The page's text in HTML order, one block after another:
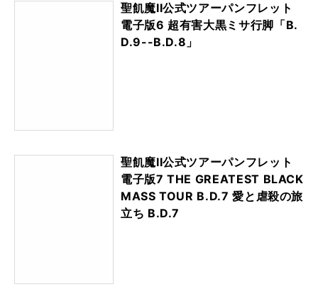
聖飢魔II公式ツアーパンフレット
電子版6 超有害大黒ミサ行脚「B.
D.9--B.D.8」
聖飢魔II公式ツアーパンフレット
電子版7 THE GREATEST BLACK
MASS TOUR B.D.7 愛と虐殺の旅
立ち B.D.7